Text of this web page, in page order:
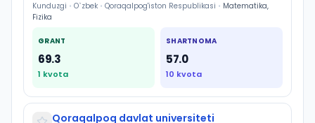
Kunduzgi • O`zbek • Qoraqalpog'iston Respublikasi • Matematika,
Fizika
GRANT
69.3
1 kvota
SHARTNOMA
57.0
10 kvota
Qoraqalpoq davlat universiteti